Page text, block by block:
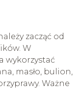
zacząć od
W
wykorzystać
masło, bulion,
Ważne